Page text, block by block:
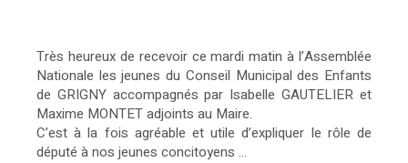
Très heureux de recevoir ce mardi matin à l’Assemblée
Nationale les jeunes du Conseil Municipal des Enfants
de GRIGNY accompagnés par Isabelle GAUTELIER et
Maxime MONTET adjoints au Maire.
C’est à la fois agréable et utile d’expliquer le rôle de
député à nos jeunes concitoyens ...